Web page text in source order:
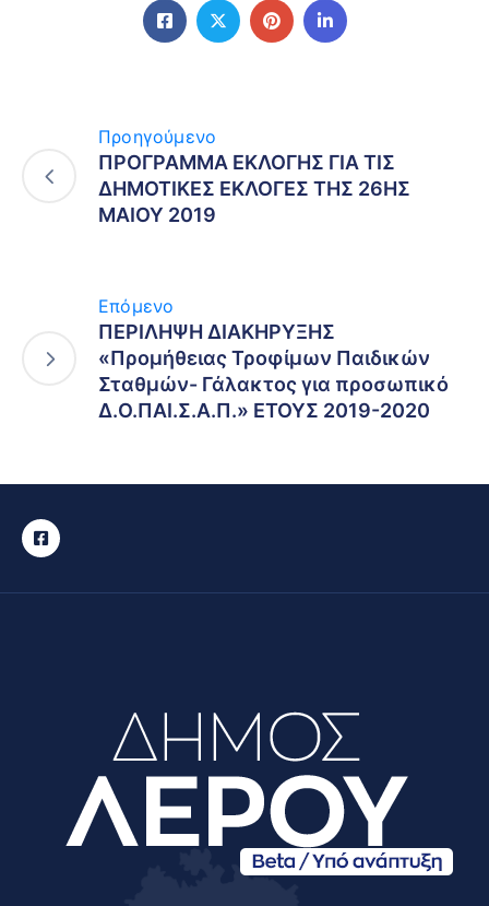
Προηγούμενο
ΠΡΟΓΡΑΜΜΑ ΕΚΛΟΓΗΣ ΓΙΑ ΤΙΣ
ΔΗΜΟΤΙΚΕΣ ΕΚΛΟΓΕΣ ΤΗΣ 26ΗΣ
ΜΑΙΟΥ 2019
Επόμενο
ΠΕΡΙΛΗΨΗ ΔΙΑΚΗΡΥΞΗΣ
«Προμήθειας Τροφίμων Παιδικών
Σταθμών- Γάλακτος για προσωπικό
Δ.Ο.ΠΑΙ.Σ.Α.Π.» ΕΤΟΥΣ 2019-2020